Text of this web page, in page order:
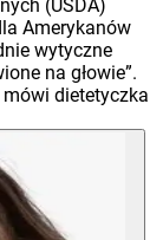
(USDA)
Amerykanów
wytyczne
na głowie”.
mówi dietetyczka